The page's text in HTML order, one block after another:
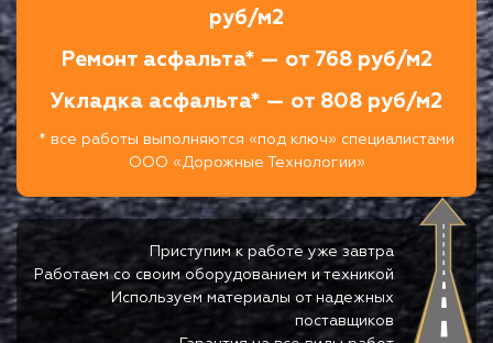
руб/м2
Ремонт асфальта* — от 768 руб/м2
Укладка асфальта* — от 808 руб/м2
* все работы выполняются «под ключ» специалистами
ООО «Дорожные Технологии»
Приступим к работе уже завтра
Работаем со своим оборудованием и техникой
Используем материалы от надежных
поставщиков